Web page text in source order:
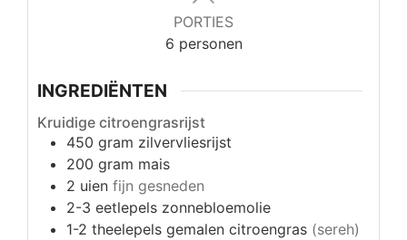
PORTIES
6 personen
INGREDIËNTEN
Kruidige citroengrasrijst
450 gram zilvervliesrijst
200 gram mais
2 uien fijn gesneden
2-3 eetlepels zonnebloemolie
1-2 theelepels gemalen citroengras (sereh)